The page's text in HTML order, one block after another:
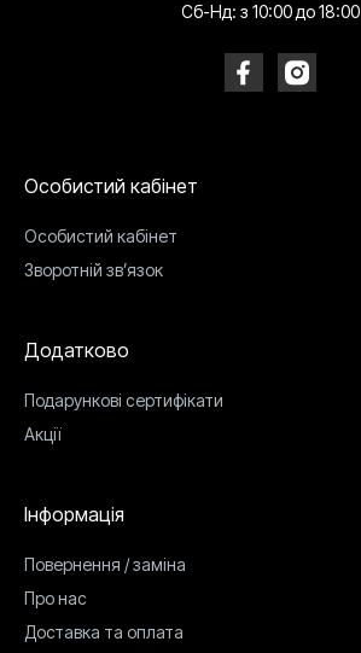
Сб-Нд: з 10:00 до 18:00
Особистий кабінет
Особистий кабінет
Зворотній зв’язок
Додатково
Подарункові сертифікати
Акції
Інформація
Повернення / заміна
Про нас
Доставка та оплата